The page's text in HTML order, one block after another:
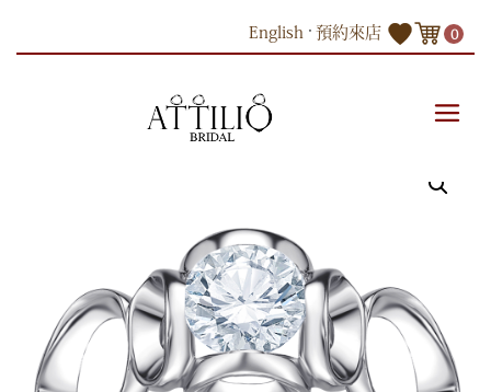
English 預約來店 0
18K白色黃金鑽石戒指 – 設計師系列